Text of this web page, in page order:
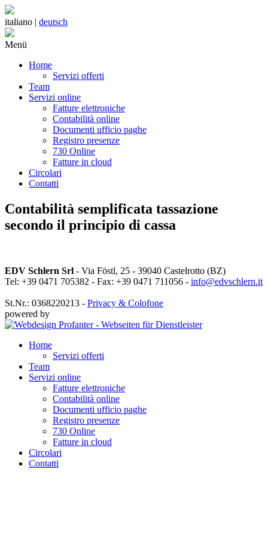
italiano | deutsch
Menü
Home
Servizi offerti
Team
Servizi online
Fatture elettroniche
Contabilità online
Documenti ufficio paghe
Registro presenze
730 Online
Fatture in cloud
Circolari
Contatti
Contabilità semplificata tassazione
secondo il principio di cassa
EDV Schlern Srl - Via Föstl, 25 - 39040 Castelrotto (BZ)
Tel: +39 0471 705382 - Fax: +39 0471 711056 - info@edvschlern.it
St.Nr.: 0368220213 - Privacy & Colofone
powered by
Home
Servizi offerti
Team
Servizi online
Fatture elettroniche
Contabilità online
Documenti ufficio paghe
Registro presenze
730 Online
Fatture in cloud
Circolari
Contatti